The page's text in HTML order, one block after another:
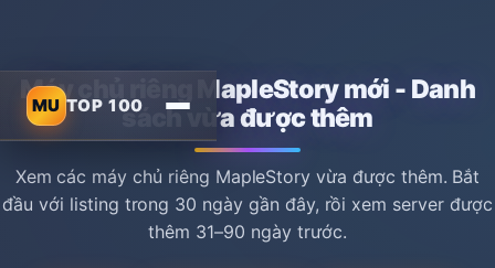
MU TOP 100
Máy chủ riêng MapleStory mới - Danh
sách vừa được thêm
Xem các máy chủ riêng MapleStory vừa được thêm. Bắt
đầu với listing trong 30 ngày gần đây, rồi xem server được
thêm 31–90 ngày trước.